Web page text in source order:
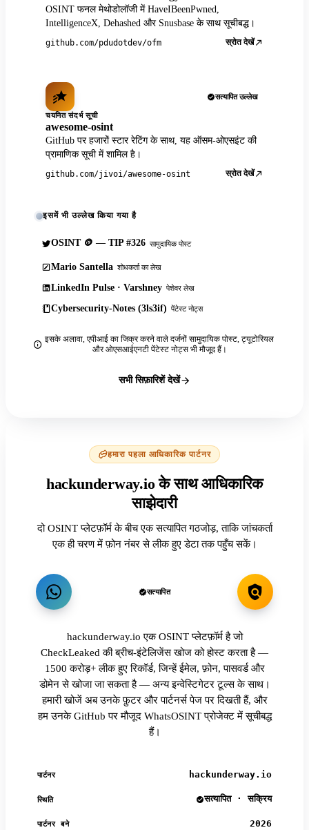
OSINT फनल मेथोडोलॉजी में HaveIBeenPwned,
IntelligenceX, Dehashed और Snusbase के साथ सूचीबद्ध।
github.com/pdudotdev/ofm स्रोत देखें
सत्यापित उल्लेख
चयनित संदर्भ सूची
awesome-osint
GitHub पर हजारों स्टार रेटिंग के साथ, यह ऑसम-ओएसइंट की
प्रामाणिक सूची में शामिल है।
github.com/jivoi/awesome-osint स्रोत देखें
इसमें भी उल्लेख किया गया है
OSINT 🪙 — TIP #326 सामुदायिक पोस्ट
Mario Santella शोधकर्ता का लेख
LinkedIn Pulse · Varshney पेशेवर लेख
Cybersecurity-Notes (3ls3if) पेंटेस्ट नोट्स
इसके अलावा, एपीआई का जिक्र करने वाले दर्जनों सामुदायिक पोस्ट, ट्यूटोरियल
और ओएसआईएनटी पेंटेस्ट नोट्स भी मौजूद हैं।
सभी सिफ़ारिशें देखें
हमारा पहला आधिकारिक पार्टनर
hackunderway.io के साथ आधिकारिक
साझेदारी
दो OSINT प्लेटफ़ॉर्म के बीच एक सत्यापित गठजोड़, ताकि जांचकर्ता
एक ही चरण में फ़ोन नंबर से लीक हुए डेटा तक पहुँच सकें।
सत्यापित
hackunderway.io एक OSINT प्लेटफ़ॉर्म है जो
CheckLeaked की ब्रीच-इंटेलिजेंस खोज को होस्ट करता है —
1500 करोड़+ लीक हुए रिकॉर्ड, जिन्हें ईमेल, फ़ोन, पासवर्ड और
डोमेन से खोजा जा सकता है — अन्य इन्वेस्टिगेटर टूल्स के साथ।
हमारी खोजें अब उनके फ़ुटर और पार्टनर्स पेज पर दिखती हैं, और
हम उनके GitHub पर मौजूद WhatsOSINT प्रोजेक्ट में सूचीबद्ध
हैं।
पार्टनर hackunderway.io
स्थिति सत्यापित · सक्रिय
पार्टनर बने 2026